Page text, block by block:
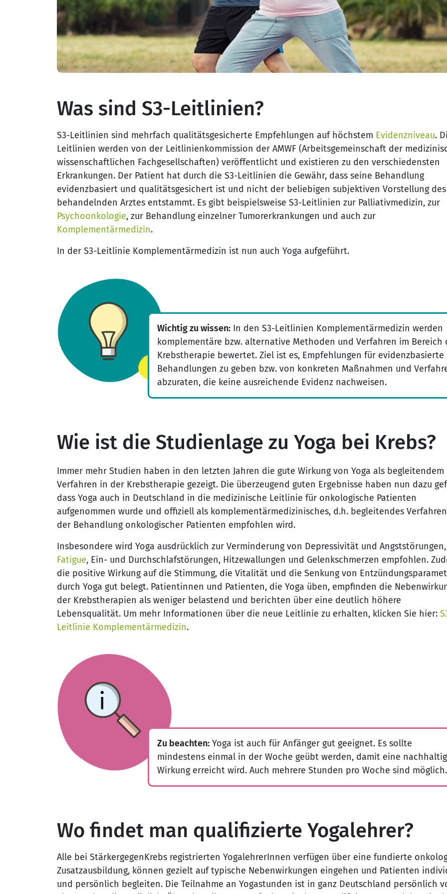
Was sind S3-Leitlinien?
S3-Leitlinien sind mehrfach qualitätsgesicherte Empfehlungen auf höchstem Evidenzniveau.
Leitlinien werden von der Leitlinienkommission der AMWF (Arbeitsgemeinschaft der
wissenschaftlichen Fachgesellschaften) veröffentlicht und existieren zu den verschiedensten
Erkrankungen. Der Patient hat durch die S3-Leitlinien die Gewähr, dass seine Behandlung
evidenzbasiert und qualitätsgesichert ist und nicht der beliebigen subjektiven Vorstellung des
behandelnden Arztes entstammt. Es gibt beispielsweise S3-Leitlinien zur Palliativmedizin, zur
Psychoonkologie, zur Behandlung einzelner Tumorerkrankungen und auch zur
Komplementärmedizin.
In der S3-Leitlinie Komplementärmedizin ist nun auch Yoga aufgeführt.
Wichtig zu wissen: In den S3-Leitlinien Komplementärmedizin werden
komplementäre bzw. alternative Methoden und Verfahren im Bereich
Krebstherapie bewertet. Ziel ist es, Empfehlungen für evidenzbasierte
Behandlungen zu geben bzw. von konkreten Maßnahmen und
abzuraten, die keine ausreichende Evidenz nachweisen.
Wie ist die Studienlage zu Yoga bei Krebs?
Immer mehr Studien haben in den letzten Jahren die gute Wirkung von Yoga als begleitendem
Verfahren in der Krebstherapie gezeigt. Die überzeugend guten Ergebnisse haben nun dazu
dass Yoga auch in Deutschland in die medizinische Leitlinie für onkologische Patienten
aufgenommen wurde und offiziell als komplementärmedizinisches, d.h. begleitendes
der Behandlung onkologischer Patienten empfohlen wird.
Insbesondere wird Yoga ausdrücklich zur Verminderung von Depressivität und
Fatigue, Ein- und Durchschlafstörungen, Hitzewallungen und Gelenkschmerzen empfohlen.
die positive Wirkung auf die Stimmung, die Vitalität und die Senkung von
durch Yoga gut belegt. Patientinnen und Patienten, die Yoga üben, empfinden die
der Krebstherapien als weniger belastend und berichten über eine deutlich höhere
Lebensqualität. Um mehr Informationen über die neue Leitlinie zu erhalten, klicken Sie hier:
Leitlinie Komplementärmedizin.
Zu beachten: Yoga ist auch für Anfänger gut geeignet. Es sollte
mindestens einmal in der Woche geübt werden, damit eine
Wirkung erreicht wird. Auch mehrere Stunden pro Woche sind möglich.
Wo findet man qualifizierte Yogalehrer?
Alle bei StärkergegenKrebs registrierten YogalehrerInnen verfügen über eine fundierte
Zusatzausbildung, können gezielt auf typische Nebenwirkungen eingehen und Patienten
und persönlich begleiten. Die Teilnahme an Yogastunden ist in ganz Deutschland persönlich